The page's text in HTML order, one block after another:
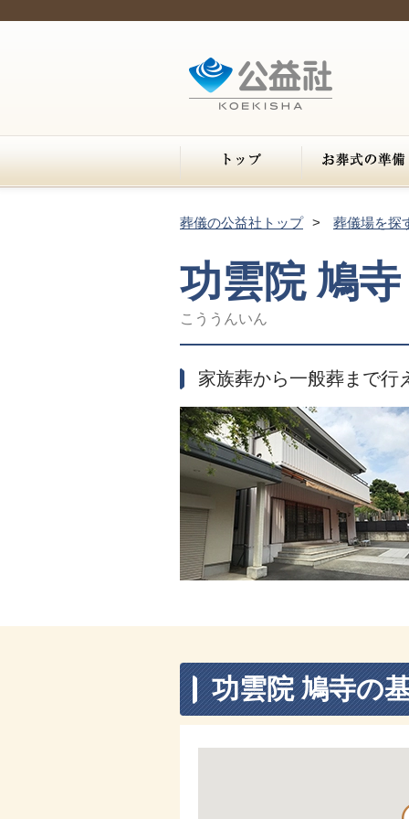
葬儀の公益社トップ 葬儀場を探
功雲院 鳩寺
こううんいん
家族葬から一般葬まで行
功雲院 鳩寺の